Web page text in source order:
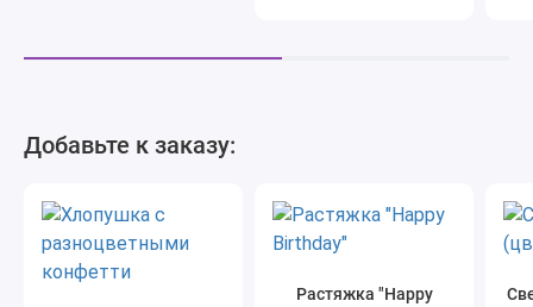
Добавьте к заказу:
Растяжка "Happy